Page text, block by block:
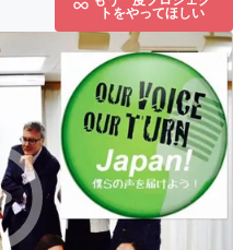
トをやってほしい